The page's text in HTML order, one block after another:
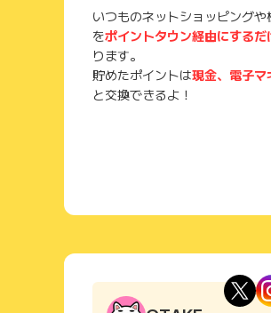
いつものネットショッピング
をポイントタウン経由にするだ
ります。
貯めたポイントは現金、電子マ
と交換できるよ！